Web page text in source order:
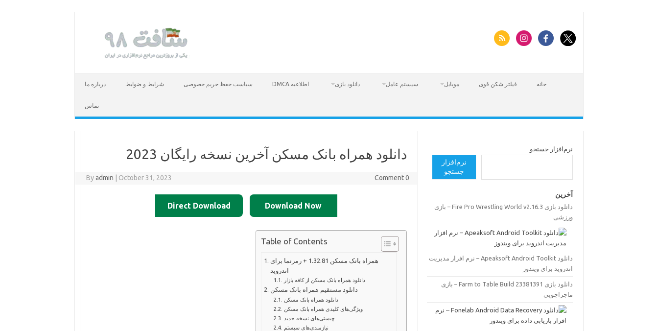
خانه فیلتر شکن قوی موبایل سیستم عامل دانلود بازی اطلاعیه DMCA سیاست حفظ حریم خصوصی شرایط و ضوابط درباره ما
تماس
دانلود همراه بانک مسکن آخرین نسخه رایگان 2023
Byadmin October 31, 2023 0 Comment
Download Now
Direct Download
Table of Contents
همراه بانک مسکن 1.32.81 + رمزنما برای
اندروید
دانلود همراه بانک مسکن از کافه بازار
دانلود مستقیم همراه بانک مسکن
دانلود همراه بانک مسکن
ویژگی‌های کلیدی همراه بانک مسکن
چیستی‌های نسخه جدید
نیازمندی‌های سیستم
نرم‌افزار جستجو
نرم‌افزار
جستجو
آخرین
دانلود بازی Fire Pro Wrestling World v2.16.3 – بازی
ورزشی
دانلود Apeaksoft Android Toolkit – نرم افزار مدیریت
اندروید برای ویندوز
دانلود بازی Farm to Table Build 23381391 – بازی
ماجراجویی